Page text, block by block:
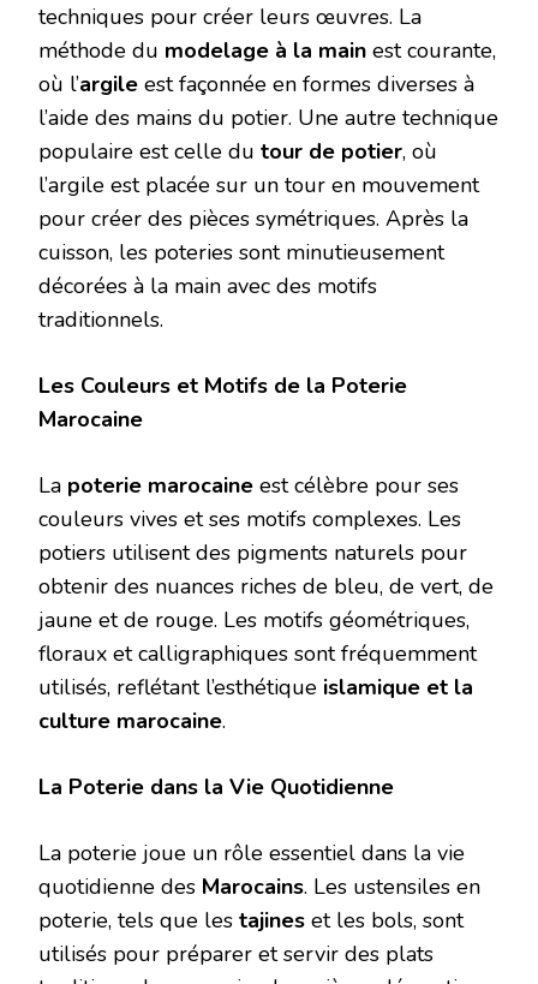
techniques pour créer leurs œuvres. La
méthode du modelage à la main est courante,
où l’argile est façonnée en formes diverses à
l’aide des mains du potier. Une autre technique
populaire est celle du tour de potier, où
l’argile est placée sur un tour en mouvement
pour créer des pièces symétriques. Après la
cuisson, les poteries sont minutieusement
décorées à la main avec des motifs
traditionnels.
Les Couleurs et Motifs de la Poterie
Marocaine
La poterie marocaine est célèbre pour ses
couleurs vives et ses motifs complexes. Les
potiers utilisent des pigments naturels pour
obtenir des nuances riches de bleu, de vert, de
jaune et de rouge. Les motifs géométriques,
floraux et calligraphiques sont fréquemment
utilisés, reflétant l’esthétique islamique et la
culture marocaine.
La Poterie dans la Vie Quotidienne
La poterie joue un rôle essentiel dans la vie
quotidienne des Marocains. Les ustensiles en
poterie, tels que les tajines et les bols, sont
utilisés pour préparer et servir des plats